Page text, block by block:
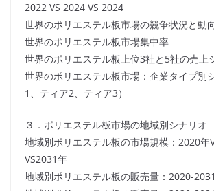
2022 VS 2024 VS 2024
世界のポリエステル板市場の競争状況と動
世界のポリエステル板市場集中率
世界のポリエステル板上位3社と5社の売上
世界のポリエステル板市場：企業タイプ別
1、ティア2、ティア3）
３．ポリエステル板市場の地域別シナリオ
地域別ポリエステル板の市場規模：2020年
VS2031年
地域別ポリエステル板の販売量：2020-2031